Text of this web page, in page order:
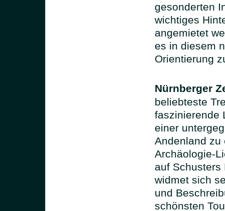
gesonderten
wichtiges
angemietet
es in diesem
Orientierung
Nürnberger
beliebteste
faszinierende
einer
Andenland zu
Archäologie-
auf Schusters
widmet sich
und
schönsten